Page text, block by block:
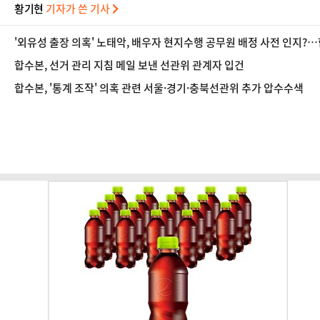
황기현 기자가 쓴 기사
'외유성 출장 의혹' 노태악, 배우자 현지수행 공무원 배정 사전 인지
합수본, 선거 관리 지침 메일 보낸 선관위 관계자 입건
합수본, '통계 조작' 의혹 관련 서울·경기·충북선관위 추가 압수수색